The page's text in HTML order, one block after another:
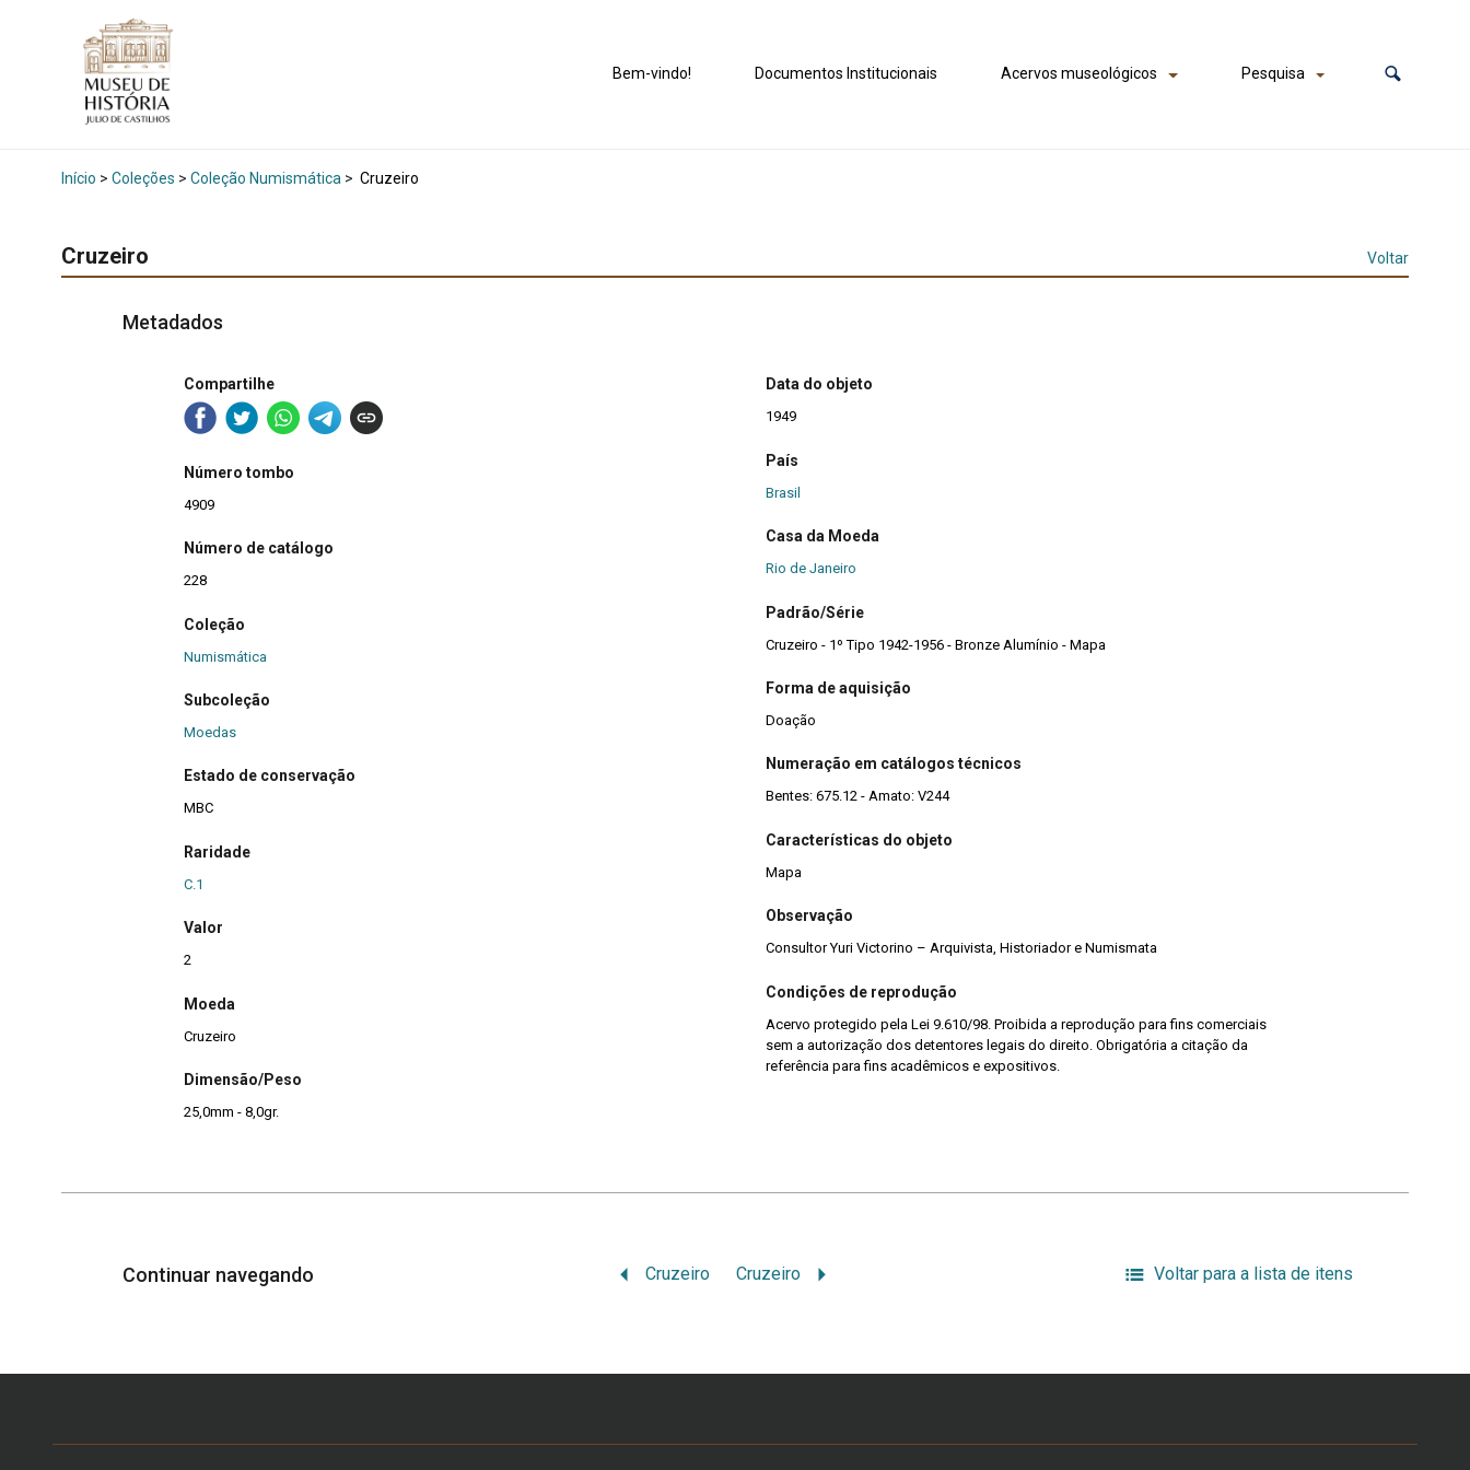
Bem-vindo! Documentos Institucionais Acervos museológicos Pesquisa
Início > Coleções > Coleção Numismática > Cruzeiro
Cruzeiro Voltar
Metadados
Compartilhe
Número tombo
4909
Número de catálogo
228
Coleção
Numismática
Subcoleção
Moedas
Estado de conservação
MBC
Raridade
C.1
Valor
2
Moeda
Cruzeiro
Dimensão/Peso
25,0mm - 8,0gr.
Data do objeto
1949
País
Brasil
Casa da Moeda
Rio de Janeiro
Padrão/Série
Cruzeiro - 1º Tipo 1942-1956 - Bronze Alumínio - Mapa
Forma de aquisição
Doação
Numeração em catálogos técnicos
Bentes: 675.12 - Amato: V244
Características do objeto
Mapa
Observação
Consultor Yuri Victorino – Arquivista, Historiador e Numismata
Condições de reprodução
Acervo protegido pela Lei 9.610/98. Proibida a reprodução para fins comerciais
sem a autorização dos detentores legais do direito. Obrigatória a citação da
referência para fins acadêmicos e expositivos.
Continuar navegando Cruzeiro Cruzeiro Voltar para a lista de itens